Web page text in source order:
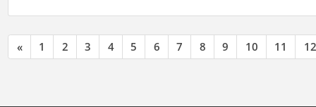
« 1 2 3 4 5 6 7 8 9 10 11 12